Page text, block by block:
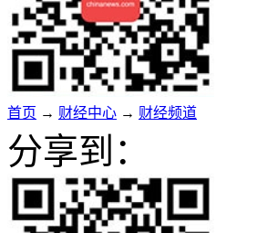
首页 → 财经中心 → 财经频道
分享到：